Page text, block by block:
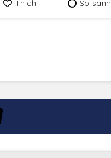
Thích So sánh